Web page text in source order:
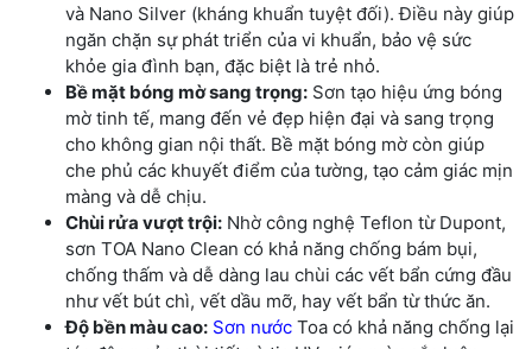
và Nano Silver (kháng khuẩn tuyệt đối). Điều này giúp
ngăn chặn sự phát triển của vi khuẩn, bảo vệ sức
khỏe gia đình bạn, đặc biệt là trẻ nhỏ.
Bề mặt bóng mờ sang trọng: Sơn tạo hiệu ứng bóng
mờ tinh tế, mang đến vẻ đẹp hiện đại và sang trọng
cho không gian nội thất. Bề mặt bóng mờ còn giúp
che phủ các khuyết điểm của tường, tạo cảm giác mịn
màng và dễ chịu.
Chùi rửa vượt trội: Nhờ công nghệ Teflon từ Dupont,
sơn TOA Nano Clean có khả năng chống bám bụi,
chống thấm và dễ dàng lau chùi các vết bẩn cứng đầu
như vết bút chì, vết dầu mỡ, hay vết bẩn từ thức ăn.
Độ bền màu cao: Sơn nước Toa có khả năng chống lại